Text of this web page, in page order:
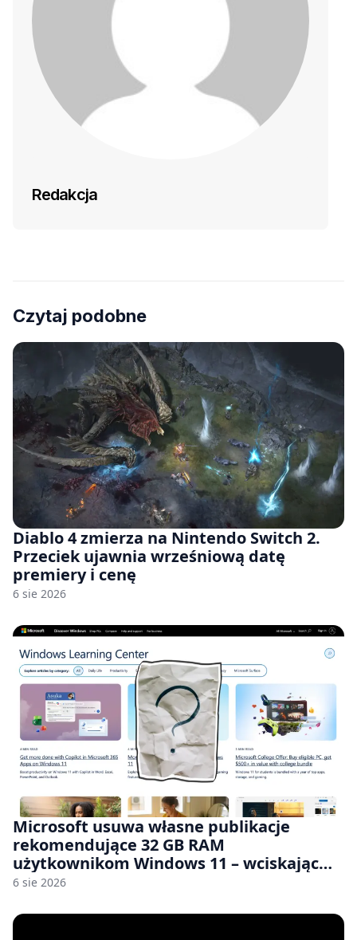
Redakcja
Czytaj podobne
Diablo 4 zmierza na Nintendo Switch 2.
Przeciek ujawnia wrześniową datę
premiery i cenę
6 sie 2026
Microsoft usuwa własne publikacje
rekomendujące 32 GB RAM
użytkownikom Windows 11 – wciskając
nam przy tym komputery z 8 GB RAM po
6 sie 2026